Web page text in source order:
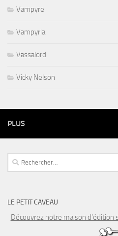
Vampyre
Vampyria
Vassalord
Vicky Nelson
PLUS
Rechercher :
LE PETIT CAVEAU
Découvrez notre maison d’édition